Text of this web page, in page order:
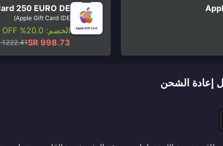
250 EURO DE
Apple Gift Card (DE)
الخصم: 20.0% OFF
SR 998.73
1222.41